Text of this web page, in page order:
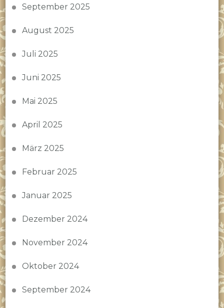
September 2025
August 2025
Juli 2025
Juni 2025
Mai 2025
April 2025
März 2025
Februar 2025
Januar 2025
Dezember 2024
November 2024
Oktober 2024
September 2024